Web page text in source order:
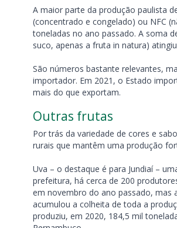
A maior parte da produção paulista
(concentrado e congelado) ou NFC
toneladas no ano passado. A soma
suco, apenas a fruta in natura)
São números bastante relevantes,
importador. Em 2021, o Estado
mais do que exportam.
Outras frutas
Por trás da variedade de cores e
rurais que mantêm uma produção
Uva – o destaque é para Jundiaí –
prefeitura, há cerca de 200
em novembro do ano passado, mas
acumulou a colheita de toda a
produziu, em 2020, 184,5 mil